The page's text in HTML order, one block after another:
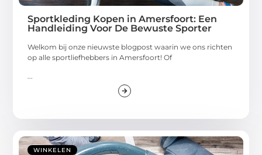
Sportkleding Kopen in Amersfoort: Een
Handleiding Voor De Bewuste Sporter
Welkom bij onze nieuwste blogpost waarin we ons richten
op alle sportliefhebbers in Amersfoort! Of
...
WINKELEN